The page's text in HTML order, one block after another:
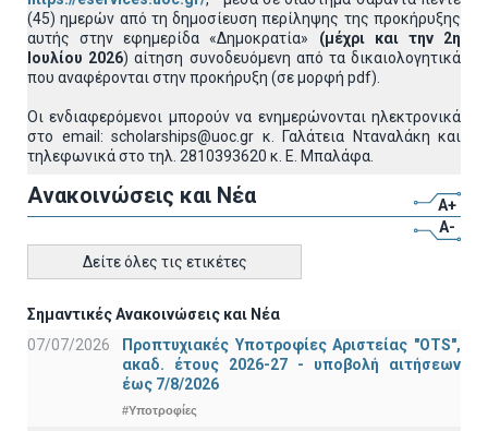
(45) ημερών από τη δημοσίευση περίληψης της προκήρυξης
αυτής στην εφημερίδα «Δημοκρατία» (μέχρι και την 2η
Ιουλίου 2026) αίτηση συνοδευόμενη από τα δικαιολογητικά
που αναφέρονται στην προκήρυξη (σε μορφή pdf).
Οι ενδιαφερόμενοι μπορούν να ενημερώνονται ηλεκτρονικά
στο email: scholarships@uoc.gr κ. Γαλάτεια Νταναλάκη και
τηλεφωνικά στο τηλ. 2810393620 κ. Ε. Μπαλάφα.
Ανακοινώσεις και Νέα
A+
A-
Δείτε όλες τις ετικέτες
Σημαντικές Ανακοινώσεις και Νέα
07/07/2026
Προπτυχιακές Υποτροφίες Αριστείας "OTS",
ακαδ. έτους 2026-27 - υποβολή αιτήσεων
έως 7/8/2026
#Υποτροφίες